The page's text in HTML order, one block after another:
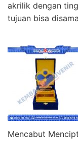
akrilik dengan
tujuan bisa
Mencabut